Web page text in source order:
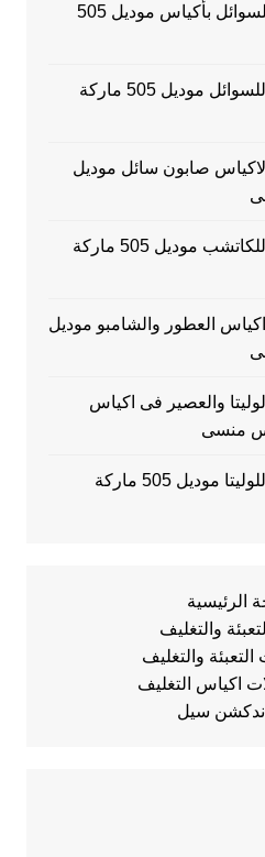
ماكينات التغليف و تعبئة للسوائل بأكياس موديل 505
ماكينات التغليف والتعبئة للسوائل موديل 505 ماركة
لاكياس صابون سائل موديل
ماكينات التعبئه والتغليف للكاتشب موديل 505 ماركة
اكياس العطور والشامبو موديل
والعصير فى اكياس
ماكينات التعبئة والتغليف للوليتا موديل 505 ماركة
الرئيسية
والتغليف
والتغليف
اكياس التغليف
سيل